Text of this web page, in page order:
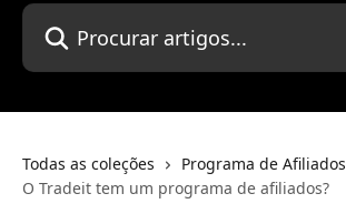
Procurar artigos...
Todas as coleções
Programa de Afiliados
O Tradeit tem um programa de afiliados?